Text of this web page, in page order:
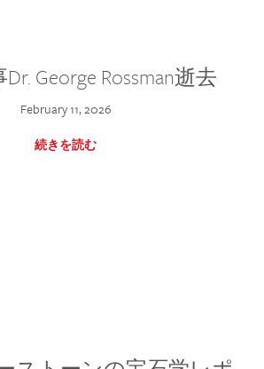
George Rossman逝去
February 11, 2026
続きを読む